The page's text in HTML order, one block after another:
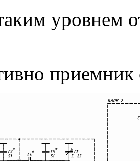
уровнем
приемник